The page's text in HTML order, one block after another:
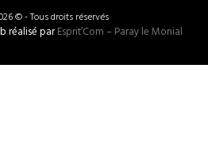
© - Tous droits réservés
réalisé parEsprit’Com – Paray le Monial